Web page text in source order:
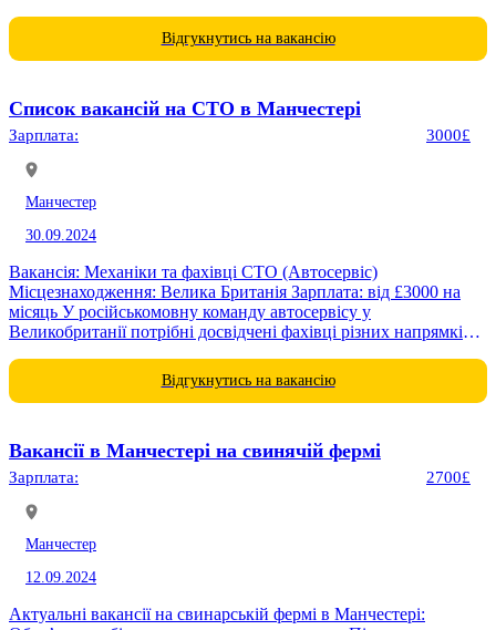
Відгукнутись на вакансію
Список вакансій на СТО в Манчестері
Зарплата: 3000£
Манчестер
30.09.2024
Вакансія: Механіки та фахівці СТО (Автосервіс)
Місцезнаходження: Велика Британія Зарплата: від £3000 на
місяць У російськомовну команду автосервісу у
Великобританії потрібні досвідчені фахівці різних напрямків.
для...
Відгукнутись на вакансію
Вакансії в Манчестері на свинячій фермі
Зарплата: 2700£
Манчестер
12.09.2024
Актуальні вакансії на свинарській фермі в Манчестері: